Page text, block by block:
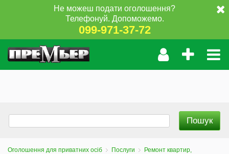
Не можеш подати оголошення?
Телефонуй. Допоможемо.
099-971-37-72
Оголошення для приватних осіб Послуги
Ремонт квартир,